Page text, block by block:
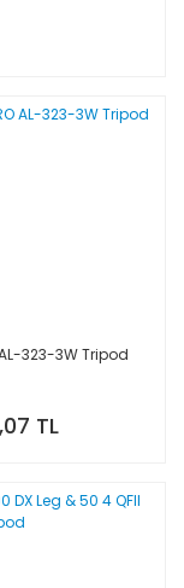
AL-323-3W Tripod
TL